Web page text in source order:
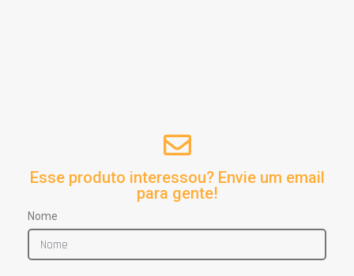
Esse produto interessou? Envie um email
para gente!
Nome